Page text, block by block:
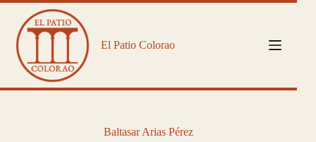
Saltar
contenido
El Patio Colorao
Baltasar Arias Pérez